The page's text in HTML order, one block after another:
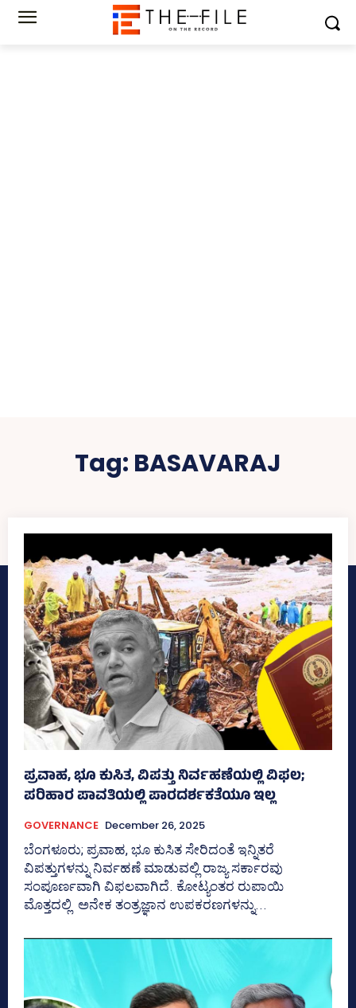
Tag: BASAVARAJ
ಪ್ರವಾಹ, ಭೂ ಕುಸಿತ, ವಿಪತ್ತು ನಿರ್ವಹಣೆಯಲ್ಲಿ ವಿಫಲ;
ಪರಿಹಾರ ಪಾವತಿಯಲ್ಲಿ ಪಾರದರ್ಶಕತೆಯೂ ಇಲ್ಲ
GOVERNANCE December 26, 2025
ಬೆಂಗಳೂರು; ಪ್ರವಾಹ, ಭೂ ಕುಸಿತ ಸೇರಿದಂತೆ ಇನ್ನಿತರೆ
ವಿಪತ್ತುಗಳನ್ನು ನಿರ್ವಹಣೆ ಮಾಡುವಲ್ಲಿ ರಾಜ್ಯ ಸರ್ಕಾರವು
ಸಂಪೂರ್ಣವಾಗಿ ವಿಫಲವಾಗಿದೆ. ಕೋಟ್ಯಂತರ ರುಪಾಯಿ
ಮೊತ್ತದಲ್ಲಿ ಅನೇಕ ತಂತ್ರಜ್ಞಾನ ಉಪಕರಣಗಳನ್ನು...